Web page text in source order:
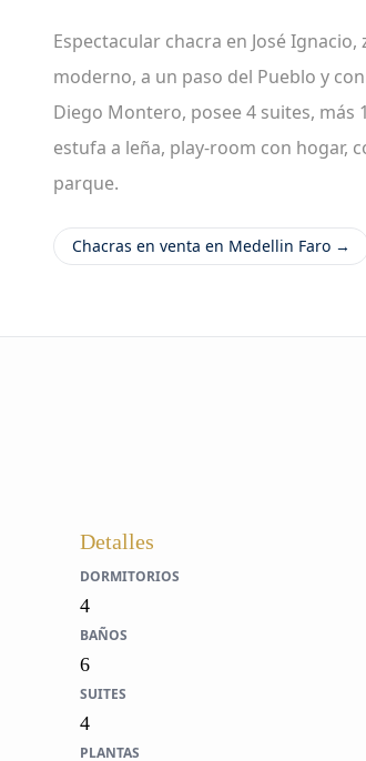
Espectacular chacra en José
moderno, a un paso del Pueblo y
Diego Montero, posee 4 suites,
estufa a leña, play-room con hogar,
parque.
Chacras en venta en Medellin Faro →
Detalles
DORMITORIOS
4
BAÑOS
6
SUITES
4
PLANTAS